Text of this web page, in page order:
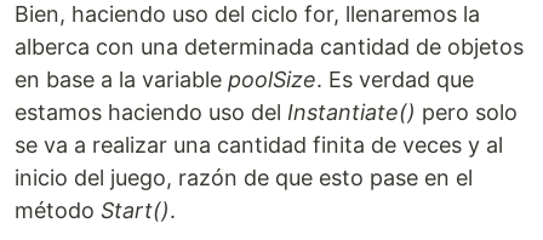
Bien, haciendo uso del ciclo for, llenaremos la
alberca con una determinada cantidad de objetos
en base a la variable poolSize. Es verdad que
estamos haciendo uso del Instantiate() pero solo
se va a realizar una cantidad finita de veces y al
inicio del juego, razón de que esto pase en el
método Start().